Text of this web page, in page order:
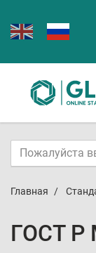
Главная
ГОСТ Р